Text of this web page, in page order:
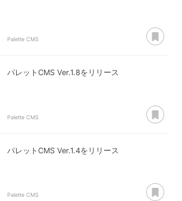
Palette CMS
パレットCMS Ver.1.8をリリース
Palette CMS
パレットCMS Ver.1.4をリリース
Palette CMS